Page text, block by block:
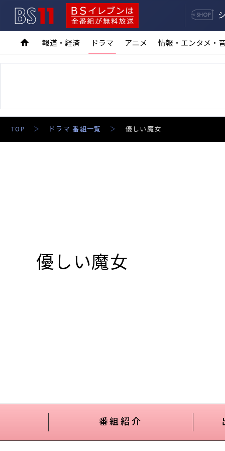
BSイレブンは全番組が無料放送
報道・経済 ドラマ アニメ 情報・エンタメ・
TOP ドラマ 番組一覧 優しい魔女
優しい魔女
番組紹介